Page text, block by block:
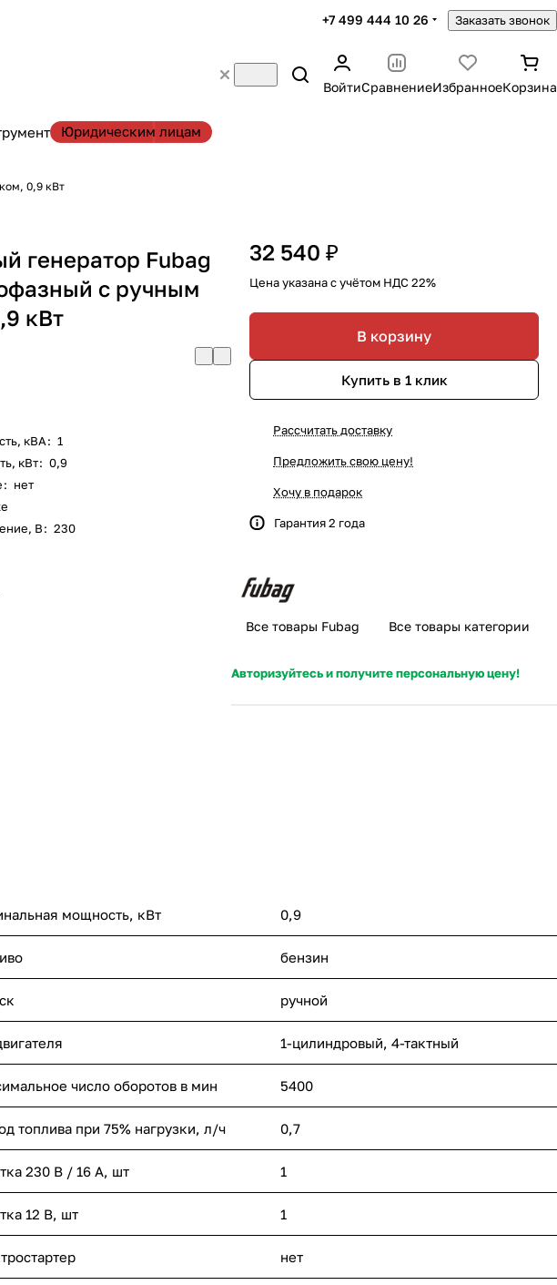
+7 499 444 10 26 Заказать звонок
ВойтиСравнениеИзбранноеКорзина
Юридическим лицам
0,9 кВт
генератор Fubag
с ручным
кВт
кВА: 1
кВт: 0,9
: нет
В: 230
32 540 ₽
Цена указана с учётом НДС 22%
В корзину
Купить в 1 клик
Рассчитать доставку
Предложить свою цену!
Хочу в подарок
Гарантия 2 года
Все товары Fubag Все товары категории
Авторизуйтесь и получите персональную цену!
мощность, кВт 0,9
бензин
ручной
1-цилиндровый, 4-тактный
число оборотов в мин 5400
топлива при 75% нагрузки, л/ч 0,7
230 В / 16 А, шт 1
12 В, шт 1
нет